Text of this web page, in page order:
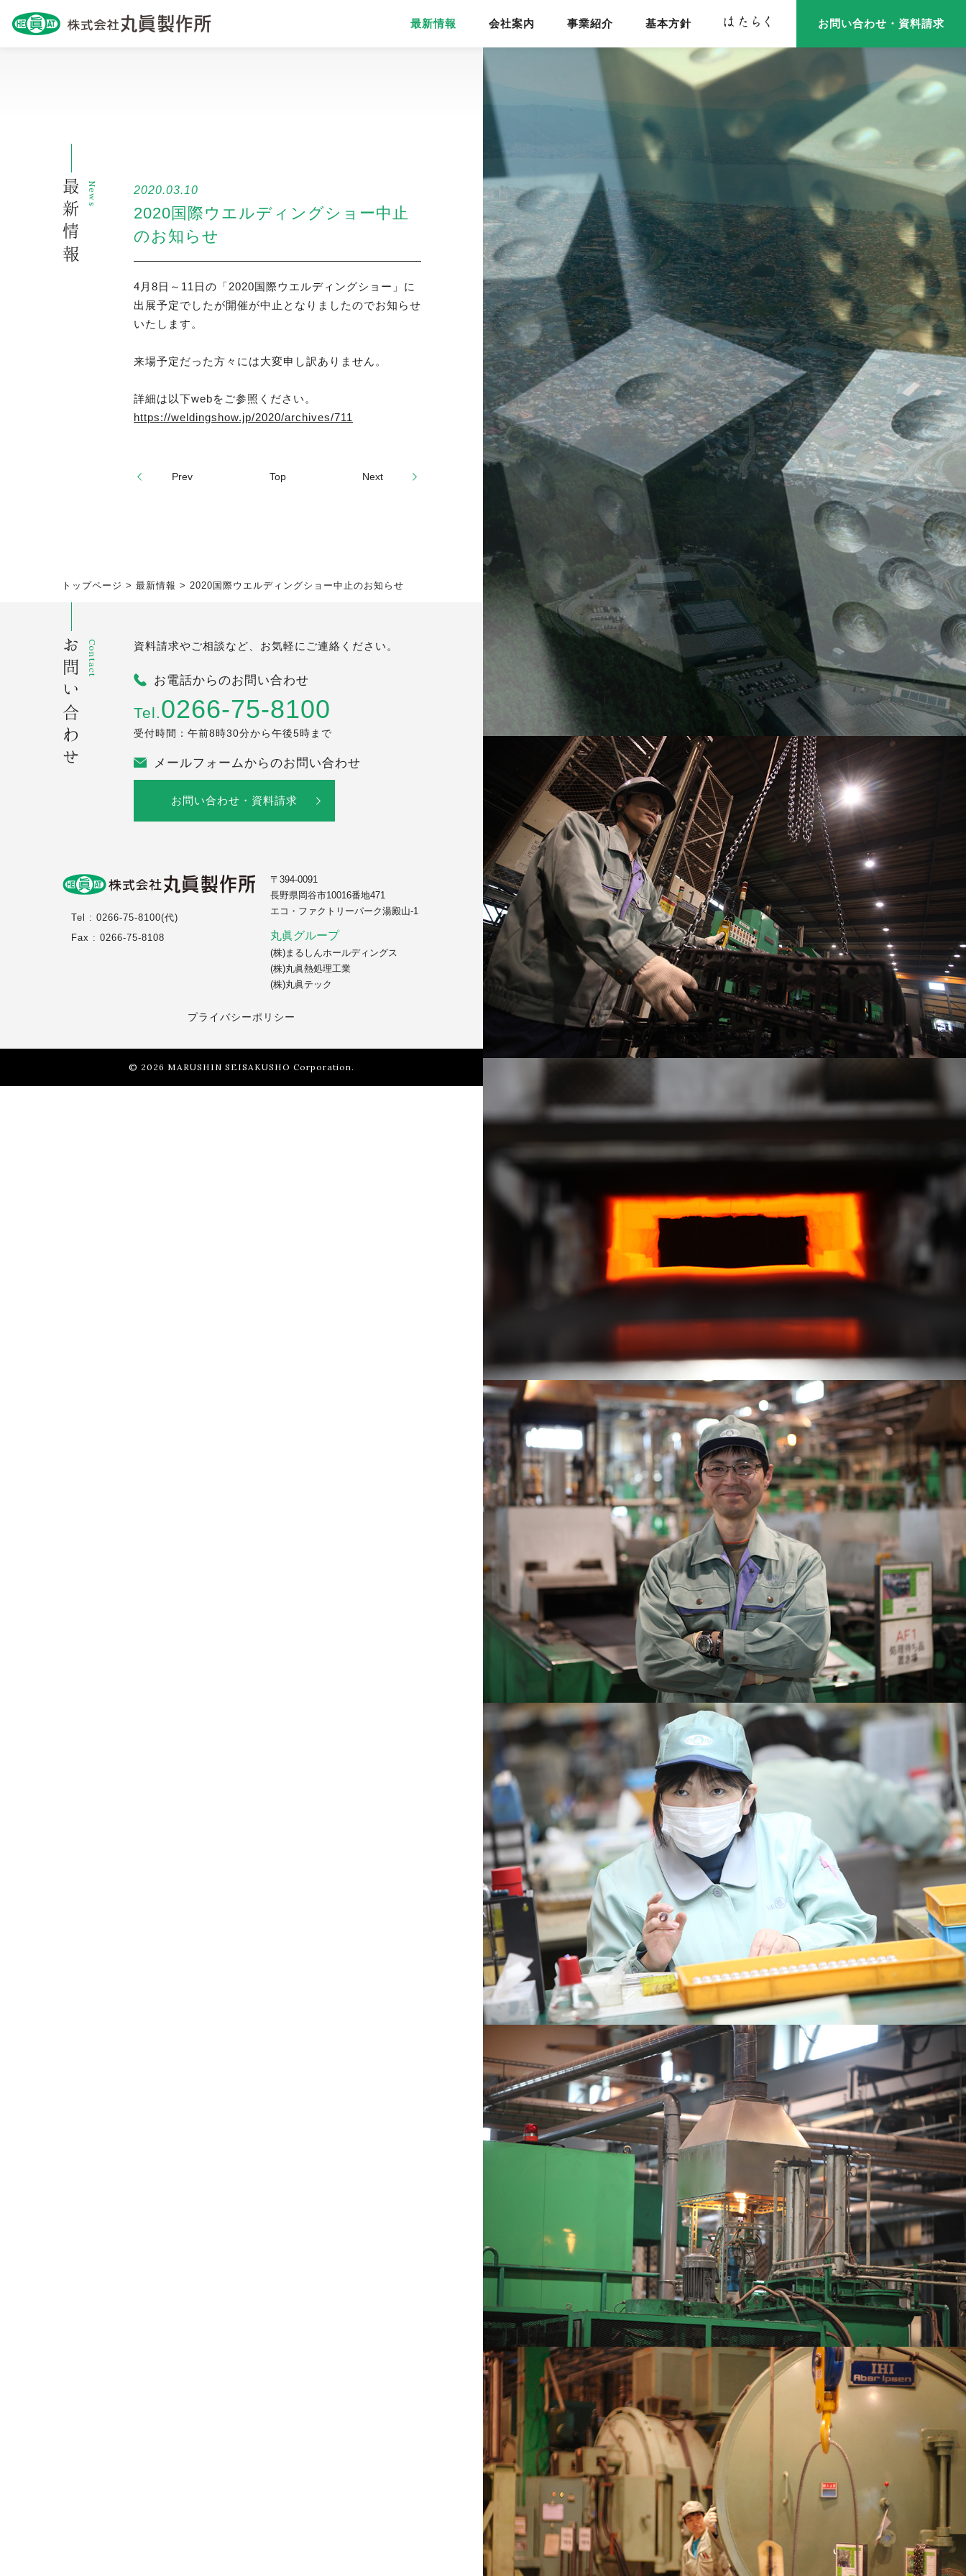
最新情報 会社案内 事業紹介 基本方針 お問い合わせ・資料請求
News
最新情報 2020.03.10
2020国際ウエルディングショー中止
のお知らせ
4月8日～11日の「2020国際ウエルディングショー」に
出展予定でしたが開催が中止となりましたのでお知らせ
いたします。
来場予定だった方々には大変申し訳ありません。
詳細は以下webをご参照ください。
https://weldingshow.jp/2020/archives/711
Prev Top Next
トップページ > 最新情報 > 2020国際ウエルディングショー中止のお知らせ
Contact
お問い合わせ 資料請求やご相談など、お気軽にご連絡ください。
お電話からのお問い合わせ
Tel.0266-75-8100
受付時間：午前8時30分から午後5時まで
メールフォームからのお問い合わせ
お問い合わせ・資料請求
Tel : 0266-75-8100(代)
Fax : 0266-75-8108
〒394-0091
長野県岡谷市10016番地471
エコ・ファクトリーパーク湯殿山-1
丸眞グループ
(株)まるしんホールディングス
(株)丸眞熱処理工業
(株)丸眞テック
プライバシーポリシー
© 2026 MARUSHIN SEISAKUSHO Corporation.